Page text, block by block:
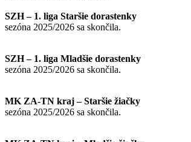
SZH – 1. liga Staršie dorastenky
sezóna 2025/2026 sa skončila.
SZH – 1. liga Mladšie dorastenky
sezóna 2025/2026 sa skončila.
MK ZA-TN kraj – Staršie žiačky
sezóna 2025/2026 sa skončila.